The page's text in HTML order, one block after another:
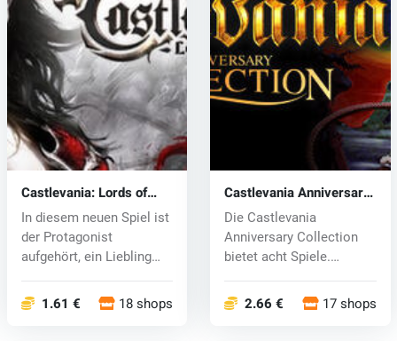
Castlevania: Lords of
Shadow 2 (PC) CD key
In diesem neuen Spiel ist
der Protagonist
aufgehört, ein Liebling
1.61 € 18 shops
Castlevania Anniversary
Collection (PC) CD key
Die Castlevania
Anniversary Collection
bietet acht Spiele.
2.66 € 17 shops